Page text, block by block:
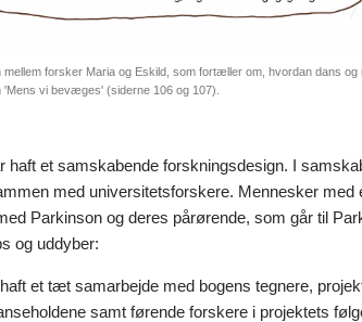
mellem forsker Maria og Eskild, som fortæller om, hvordan dans
'Mens vi bevæges' (siderne 106 og 107).
haft et samskabende forskningsdesign. I
med universitetsforskere. Mennesker
Parkinson og deres pårørende, som går til
og uddyber:
et tæt samarbejde med bogens tegnere,
samt førende forskere i projektets